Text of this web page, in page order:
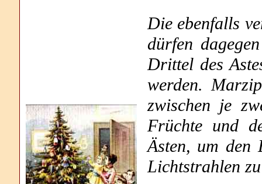
Die ebenfalls
dürfen
Drittel des
werden.
zwischen je
Früchte und
Ästen, um den
Lichtstrahlen